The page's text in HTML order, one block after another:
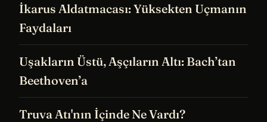
İkarus Aldatmacası: Yüksekten Uçmanın
Faydaları
Uşakların Üstü, Aşçıların Altı: Bach’tan
Beethoven’a
Truva Atı'nın İçinde Ne Vardı?